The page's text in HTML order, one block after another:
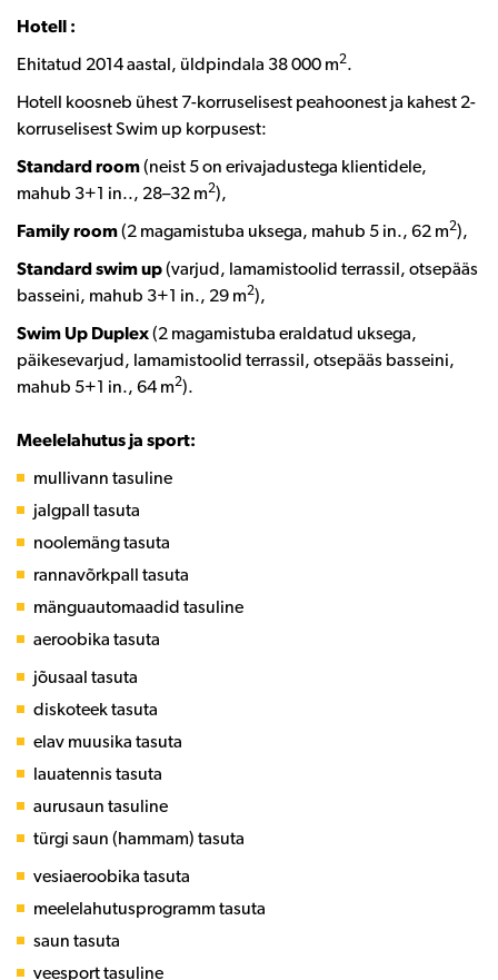
Hotell :
Ehitatud 2014 aastal, üldpindala 38 000 m2.
Hotell koosneb ühest 7-korruselisest peahoonest ja kahest 2-
korruselisest Swim up korpusest:
Standard room(neist 5 on erivajadustega klientidele,
mahub 3+1 in.., 28–32 m2),
Family room(2 magamistuba uksega, mahub 5 in., 62 m2),
Standard swim up(varjud, lamamistoolid terrassil, otsepääs
basseini, mahub 3+1 in., 29 m2),
Swim Up Duplex(2 magamistuba eraldatud uksega,
päikesevarjud, lamamistoolid terrassil, otsepääs basseini,
mahub 5+1 in., 64 m2).
Meelelahutus ja sport:
mullivann tasuline
jalgpall tasuta
noolemäng tasuta
rannavõrkpall tasuta
mänguautomaadid tasuline
aeroobika tasuta
jõusaal tasuta
diskoteek tasuta
elav muusika tasuta
lauatennis tasuta
aurusaun tasuline
türgi saun (hammam) tasuta
vesiaeroobika tasuta
meelelahutusprogramm tasuta
saun tasuta
veesport tasuline